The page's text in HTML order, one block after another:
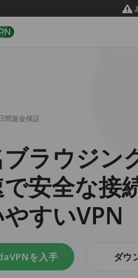
間返金保証
ラウジン
安全な接
すいVPN
を入手 ダウ